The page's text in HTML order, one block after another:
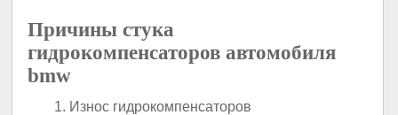
Причины стука
гидрокомпенсаторов автомобиля
bmw
Износ гидрокомпенсаторов